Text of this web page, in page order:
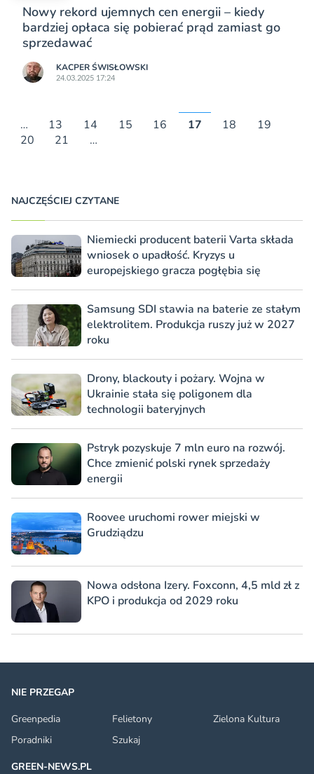
Nowy rekord ujemnych cen energii – kiedy
bardziej opłaca się pobierać prąd zamiast go
sprzedawać
KACPER ŚWISŁO­WSKI
24.03.2025 17:24
… 13 14 15 16 17 18
19
20
21 …
NAJCZĘŚCIEJ CZYTANE
Niemiecki producent baterii Varta składa
wniosek o upadłość. Kryzys u
europejskiego gracza pogłębia się
Samsung SDI stawia na baterie ze stałym
elektrolitem. Produkcja ruszy już w 2027
roku
Drony, blackouty i pożary. Wojna w
Ukrainie stała się poligonem dla
technologii bateryjnych
Pstryk pozyskuje 7 mln euro na rozwój.
Chce zmienić polski rynek sprzedaży
energii
Roovee uruchomi rower miejski w
Grudziądzu
Nowa odsłona Izery. Foxconn, 4,5 mld zł z
KPO i produkcja od 2029 roku
NIE PRZEGAP
Greenpedia
Felietony
Zielona Kultura
Poradniki
Szukaj
GREEN-NEWS.PL